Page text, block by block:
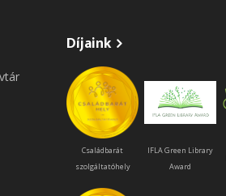
Díjaink
Családbarát
szolgáltatóhely
IFLA Green Library
Award